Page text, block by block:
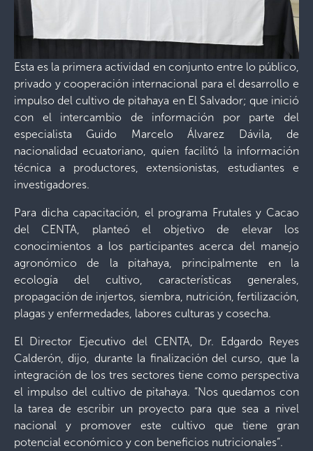
Esta es la primera actividad en conjunto entre lo público,
privado y cooperación internacional para el desarrollo e
impulso del cultivo de pitahaya en El Salvador; que inició
con el intercambio de información por parte del
especialista Guido Marcelo Álvarez Dávila, de
nacionalidad ecuatoriano, quien facilitó la información
técnica a productores, extensionistas, estudiantes e
investigadores.
Para dicha capacitación, el programa Frutales y Cacao
del CENTA, planteó el objetivo de elevar los
conocimientos a los participantes acerca del manejo
agronómico de la pitahaya, principalmente en la
ecología del cultivo, características generales,
propagación de injertos, siembra, nutrición, fertilización,
plagas y enfermedades, labores culturas y cosecha.
El Director Ejecutivo del CENTA, Dr. Edgardo Reyes
Calderón, dijo, durante la finalización del curso, que la
integración de los tres sectores tiene como perspectiva
el impulso del cultivo de pitahaya. “Nos quedamos con
la tarea de escribir un proyecto para que sea a nivel
nacional y promover este cultivo que tiene gran
potencial económico y con beneficios nutricionales”.